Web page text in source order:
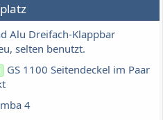
Alu Dreifach-Klappbar
selten benutzt.
GS 1100 Seitendeckel im Paar
4